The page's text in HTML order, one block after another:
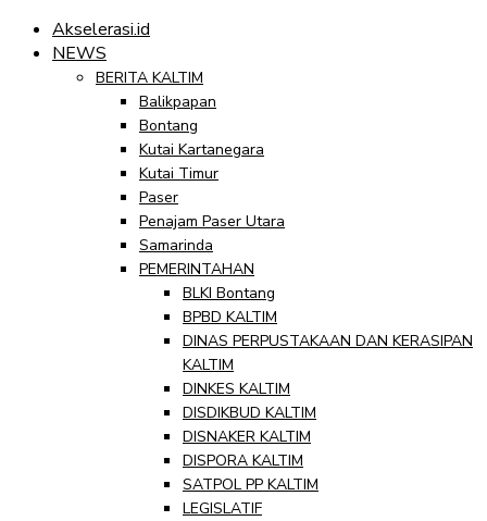
Akselerasi.id
NEWS
BERITA KALTIM
Balikpapan
Bontang
Kutai Kartanegara
Kutai Timur
Paser
Penajam Paser Utara
Samarinda
PEMERINTAHAN
BLKI Bontang
BPBD KALTIM
DINAS PERPUSTAKAAN DAN KERASIPAN
KALTIM
DINKES KALTIM
DISDIKBUD KALTIM
DISNAKER KALTIM
DISPORA KALTIM
SATPOL PP KALTIM
LEGISLATIF